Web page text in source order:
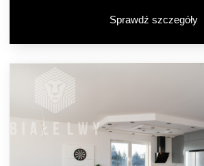
Sprawdź szczegóły